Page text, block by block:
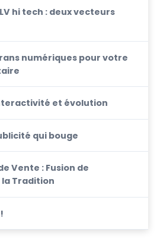
hi tech : deux vecteurs
numériques pour votre
et évolution
qui bouge
Vente : Fusion de
la Tradition